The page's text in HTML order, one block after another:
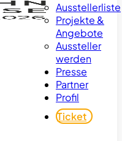
Ausstellerliste
Projekte &
Angebote
Aussteller
werden
Presse
Partner
Profil
Ticket